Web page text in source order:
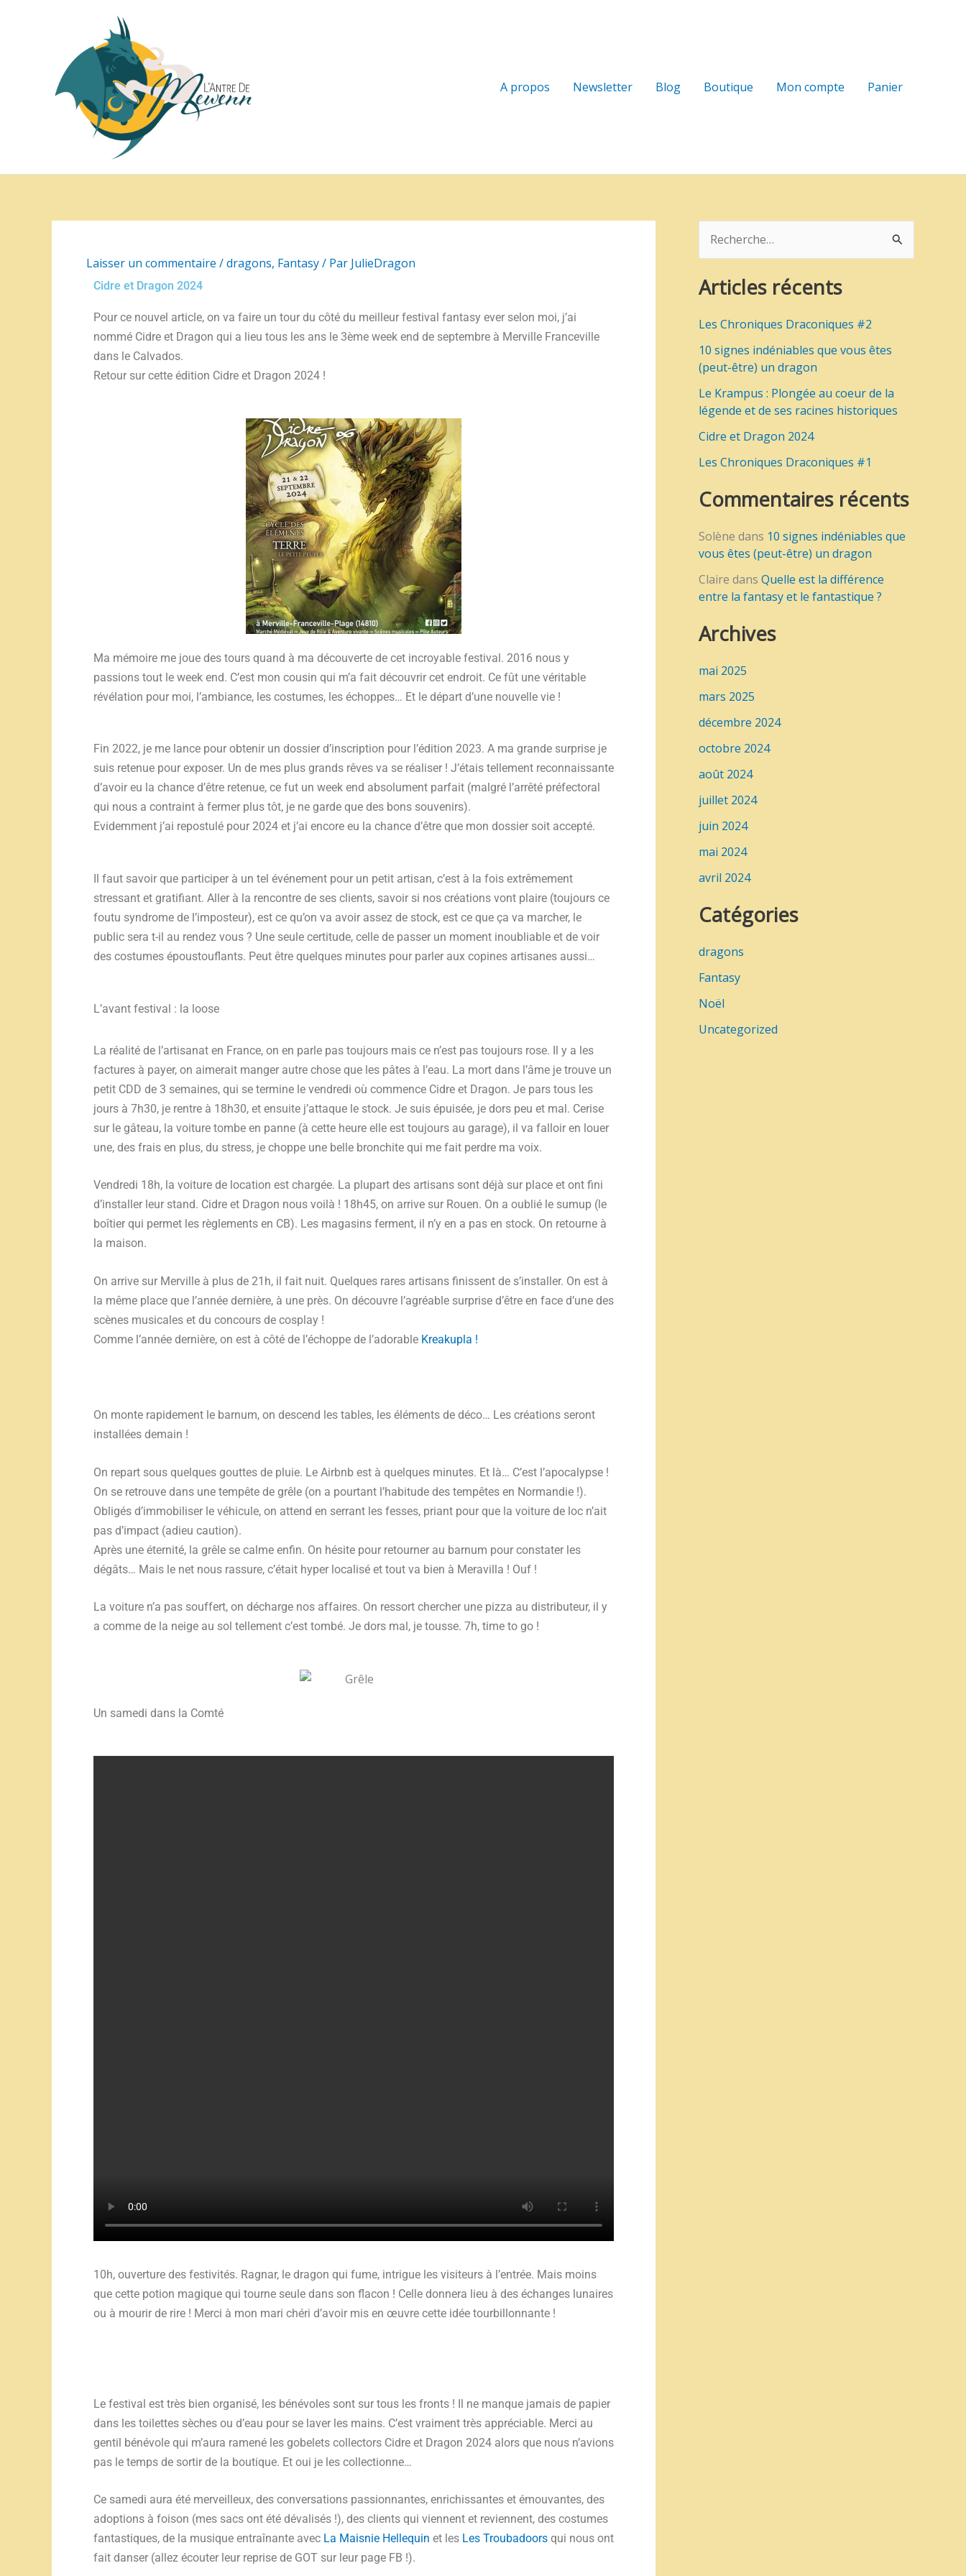
A propos Newsletter Blog Boutique Mon compte Panier
Laisser un commentaire /dragons, Fantasy/ Par JulieDragon
Cidre et Dragon 2024
Pour ce nouvel article, on va faire un tour du côté du meilleur festival fantasy ever selon moi, j’ai
nommé Cidre et Dragon qui a lieu tous les ans le 3ème week end de septembre à Merville Franceville
dans le Calvados.
Retour sur cette édition Cidre et Dragon 2024 !
Ma mémoire me joue des tours quand à ma découverte de cet incroyable festival. 2016 nous y
passions tout le week end. C’est mon cousin qui m’a fait découvrir cet endroit. Ce fût une véritable
révélation pour moi, l’ambiance, les costumes, les échoppes… Et le départ d’une nouvelle vie !
Fin 2022, je me lance pour obtenir un dossier d’inscription pour l’édition 2023. A ma grande surprise je
suis retenue pour exposer. Un de mes plus grands rêves va se réaliser ! J’étais tellement reconnaissante
d’avoir eu la chance d’être retenue, ce fut un week end absolument parfait (malgré l’arrêté préfectoral
qui nous a contraint à fermer plus tôt, je ne garde que des bons souvenirs).
Evidemment j’ai repostulé pour 2024 et j’ai encore eu la chance d’être que mon dossier soit accepté.
Il faut savoir que participer à un tel événement pour un petit artisan, c’est à la fois extrêmement
stressant et gratifiant. Aller à la rencontre de ses clients, savoir si nos créations vont plaire (toujours ce
foutu syndrome de l’imposteur), est ce qu’on va avoir assez de stock, est ce que ça va marcher, le
public sera t-il au rendez vous ? Une seule certitude, celle de passer un moment inoubliable et de voir
des costumes époustouflants. Peut être quelques minutes pour parler aux copines artisanes aussi…
L’avant festival : la loose
La réalité de l’artisanat en France, on en parle pas toujours mais ce n’est pas toujours rose. Il y a les
factures à payer, on aimerait manger autre chose que les pâtes à l’eau. La mort dans l’âme je trouve un
petit CDD de 3 semaines, qui se termine le vendredi où commence Cidre et Dragon. Je pars tous les
jours à 7h30, je rentre à 18h30, et ensuite j’attaque le stock. Je suis épuisée, je dors peu et mal. Cerise
sur le gâteau, la voiture tombe en panne (à cette heure elle est toujours au garage), il va falloir en louer
une, des frais en plus, du stress, je choppe une belle bronchite qui me fait perdre ma voix.
Vendredi 18h, la voiture de location est chargée. La plupart des artisans sont déjà sur place et ont fini
d’installer leur stand. Cidre et Dragon nous voilà ! 18h45, on arrive sur Rouen. On a oublié le sumup (le
boîtier qui permet les règlements en CB). Les magasins ferment, il n’y en a pas en stock. On retourne à
la maison.
On arrive sur Merville à plus de 21h, il fait nuit. Quelques rares artisans finissent de s’installer. On est à
la même place que l’année dernière, à une près. On découvre l’agréable surprise d’être en face d’une des
scènes musicales et du concours de cosplay !
Comme l’année dernière, on est à côté de l’échoppe de l’adorable Kreakupla !
On monte rapidement le barnum, on descend les tables, les éléments de déco… Les créations seront
installées demain !
On repart sous quelques gouttes de pluie. Le Airbnb est à quelques minutes. Et là… C’est l’apocalypse !
On se retrouve dans une tempête de grêle (on a pourtant l’habitude des tempêtes en Normandie !).
Obligés d’immobiliser le véhicule, on attend en serrant les fesses, priant pour que la voiture de loc n’ait
pas d’impact (adieu caution).
Après une éternité, la grêle se calme enfin. On hésite pour retourner au barnum pour constater les
dégâts… Mais le net nous rassure, c’était hyper localisé et tout va bien à Meravilla ! Ouf !
La voiture n’a pas souffert, on décharge nos affaires. On ressort chercher une pizza au distributeur, il y
a comme de la neige au sol tellement c’est tombé. Je dors mal, je tousse. 7h, time to go !
Un samedi dans la Comté
10h, ouverture des festivités. Ragnar, le dragon qui fume, intrigue les visiteurs à l’entrée. Mais moins
que cette potion magique qui tourne seule dans son flacon ! Celle donnera lieu à des échanges lunaires
ou à mourir de rire ! Merci à mon mari chéri d’avoir mis en œuvre cette idée tourbillonnante !
Le festival est très bien organisé, les bénévoles sont sur tous les fronts ! Il ne manque jamais de papier
dans les toilettes sèches ou d’eau pour se laver les mains. C’est vraiment très appréciable. Merci au
gentil bénévole qui m’aura ramené les gobelets collectors Cidre et Dragon 2024 alors que nous n’avions
pas le temps de sortir de la boutique. Et oui je les collectionne…
Ce samedi aura été merveilleux, des conversations passionnantes, enrichissantes et émouvantes, des
adoptions à foison (mes sacs ont été dévalisés !), des clients qui viennent et reviennent, des costumes
fantastiques, de la musique entraînante avec La Maisnie Hellequin et les Les Troubadoors qui nous ont
fait danser (allez écouter leur reprise de GOT sur leur page FB !).
c
r
h
Articles récents
Les Chroniques Draconiques #2
10 signes indéniables que vous êtes
(peut-être) un dragon
Le Krampus : Plongée au coeur de la
légende et de ses racines historiques
Cidre et Dragon 2024
Les Chroniques Draconiques #1
Commentaires récents
Solène dans 10 signes indéniables que
vous êtes (peut-être) un dragon
Claire dans Quelle est la différence
entre la fantasy et le fantastique ?
Archives
mai 2025
mars 2025
décembre 2024
octobre 2024
août 2024
juillet 2024
juin 2024
mai 2024
avril 2024
Catégories
dragons
Fantasy
Noël
Uncategorized